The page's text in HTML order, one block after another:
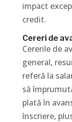
impact
credit.
Cereri de
Cererile de
general,
referă la
să
plată în
înscriere,